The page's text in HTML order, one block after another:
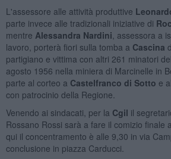
L'assessore alle attività produttive
parte invece alle tradizionali iniziative di
mentre Alessandra Nardini , assessora a
lavoro, porterà fiori sulla tomba a Cascina
partigiano e vittima con altri 261 minatori
agosto 1956 nella miniera di Marcinelle in
parte al corteo a Castelfranco di Sotto e
con patrocinio della Regione.
Venendo ai sindacati, per la Cgil il
Rossano Rossi sarà a fare il comizio finale a
qui il concentramento è alle 9,30 in via
conclusione in piazza Carducci.